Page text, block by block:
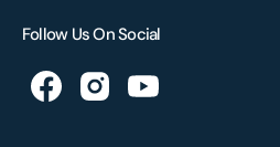
Follow Us On Social